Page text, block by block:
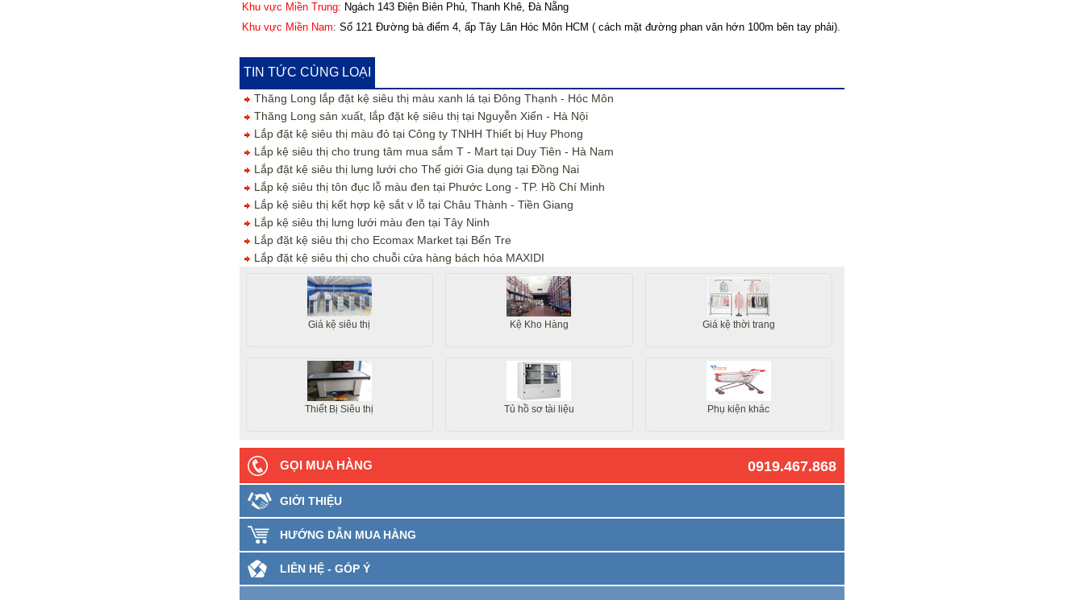
Khu vực Miền Trung: Ngách 143 Điện Biên Phủ, Thanh Khê, Đà Nẵng
Khu vực Miền Nam: Số 121 Đường bà điểm 4, ấp Tây Lân Hóc Môn HCM ( cách mặt đường phan văn hớn 100m bên tay phải).
TIN TỨC CÙNG LOẠI
Thăng Long lắp đặt kệ siêu thị màu xanh lá tại Đông Thạnh - Hóc Môn
Thăng Long sản xuất, lắp đặt kệ siêu thị tại Nguyễn Xiển - Hà Nội
Lắp đặt kệ siêu thị màu đỏ tại Công ty TNHH Thiết bị Huy Phong
Lắp kệ siêu thị cho trung tâm mua sắm T - Mart tại Duy Tiên - Hà Nam
Lắp đặt kệ siêu thị lưng lưới cho Thế giới Gia dụng tại Đồng Nai
Lắp kệ siêu thị tôn đục lỗ màu đen tại Phước Long - TP. Hồ Chí Minh
Lắp kệ siêu thị kết hợp kệ sắt v lỗ tại Châu Thành - Tiền Giang
Lắp kệ siêu thị lưng lưới màu đen tại Tây Ninh
Lắp đặt kệ siêu thị cho Ecomax Market tại Bến Tre
Lắp đặt kệ siêu thị cho chuỗi cửa hàng bách hóa MAXIDI
Giá kệ siêu thị Kệ Kho Hàng Giá kệ thời trang
Thiết Bị Siêu thị Tủ hồ sơ tài liệu Phụ kiện khác
0919.467.868
GỌI MUA HÀNG
GIỚI THIỆU
HƯỚNG DẪN MUA HÀNG
LIÊN HỆ - GÓP Ý